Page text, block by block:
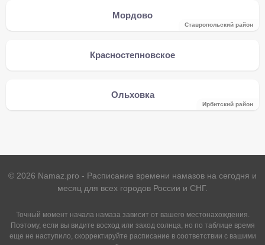
Мордово
Ставропольский район
Красностепновское
Ольховка
Ирбитский район
© 2026 Namaz.pro - Расписание времени намазов на сегодня и
месяц для всех городов России и СНГ.
Точный момент начала намаза зависит от вашего местонахождения.
Поэтому, если вы видите восход или заход солнца, но по таблице время
еще не наступило, скорректируйте расписание в соответствии с вашими